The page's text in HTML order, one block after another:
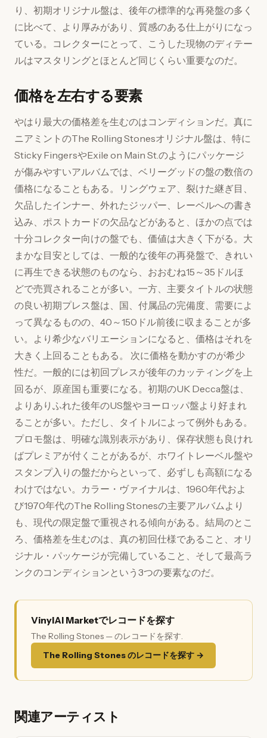
り、初期オリジナル盤は、後年の標準的な再発盤の多く
に比べて、より厚みがあり、質感のある仕上がりになっ
ている。コレクターにとって、こうした現物のディテー
ルはマスタリングとほとんど同じくらい重要なのだ。
価格を左右する要素
やはり最大の価格差を生むのはコンディションだ。真に
ニアミントのThe Rolling Stonesオリジナル盤は、特に
Sticky FingersやExile on Main St.のようにパッケージ
が傷みやすいアルバムでは、ベリーグッドの盤の数倍の
価格になることもある。リングウェア、裂けた継ぎ目、
欠品したインナー、外れたジッパー、レーベルへの書き
込み、ポストカードの欠品などがあると、ほかの点では
十分コレクター向けの盤でも、価値は大きく下がる。大
まかな目安としては、一般的な後年の再発盤で、きれい
に再生できる状態のものなら、おおむね15～35ドルほ
どで売買されることが多い。一方、主要タイトルの状態
の良い初期プレス盤は、国、付属品の完備度、需要によ
って異なるものの、40～150ドル前後に収まることが多
い。より希少なバリエーションになると、価格はそれを
大きく上回ることもある。 次に価格を動かすのが希少
性だ。一般的には初回プレスが後年のカッティングを上
回るが、原産国も重要になる。初期のUK Decca盤は、
よりありふれた後年のUS盤やヨーロッパ盤より好まれ
ることが多い。ただし、タイトルによって例外もある。
プロモ盤は、明確な識別表示があり、保存状態も良けれ
ばプレミアが付くことがあるが、ホワイトレーベル盤や
スタンプ入りの盤だからといって、必ずしも高額になる
わけではない。カラー・ヴァイナルは、1960年代およ
び1970年代のThe Rolling Stonesの主要アルバムより
も、現代の限定盤で重視される傾向がある。結局のとこ
ろ、価格差を生むのは、真の初回仕様であること、オリ
ジナル・パッケージが完備していること、そして最高ラ
ンクのコンディションという3つの要素なのだ。
VinylAI Marketでレコードを探す
The Rolling Stones — のレコードを探す.
The Rolling Stones のレコードを探す →
関連アーティスト